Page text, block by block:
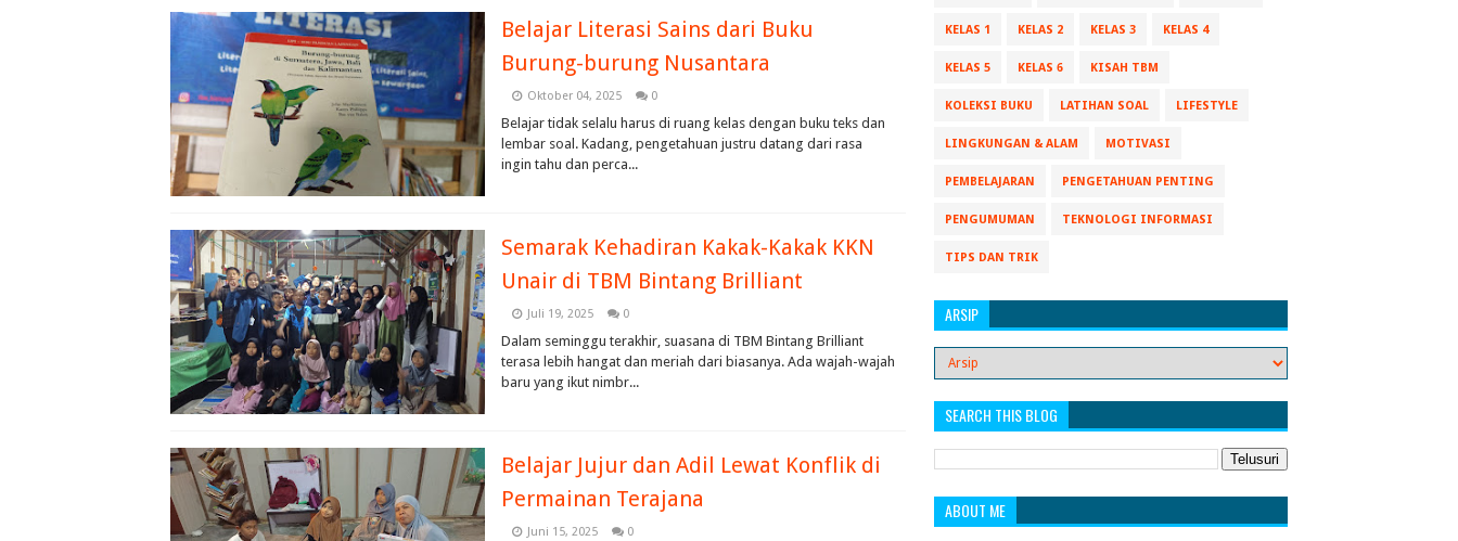
Belajar Literasi Sains dari Buku
Burung-burung Nusantara
Oktober 04, 2025 0
Belajar tidak selalu harus di ruang kelas dengan buku teks dan
lembar soal. Kadang, pengetahuan justru datang dari rasa
ingin tahu dan perca...
Semarak Kehadiran Kakak-Kakak KKN
Unair di TBM Bintang Brilliant
Juli 19, 2025 0
Dalam seminggu terakhir, suasana di TBM Bintang Brilliant
terasa lebih hangat dan meriah dari biasanya. Ada wajah-wajah
baru yang ikut nimbr...
Belajar Jujur dan Adil Lewat Konflik di
Permainan Terajana
Juni 15, 2025 0
KELAS 1 KELAS 2 KELAS 3 KELAS 4
KELAS 5 KELAS 6 KISAH TBM
KOLEKSI BUKU LATIHAN SOAL LIFESTYLE
LINGKUNGAN & ALAM MOTIVASI
PEMBELAJARAN PENGETAHUAN PENTING
PENGUMUMAN TEKNOLOGI INFORMASI
TIPS DAN TRIK
ARSIP
SEARCH THIS BLOG
ABOUT ME